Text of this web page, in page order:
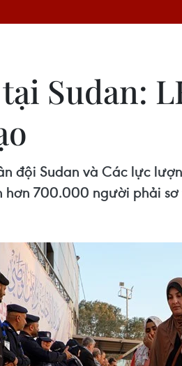
Sudan:
đội Sudan và Các lực
hơn 700.000 người phải sơ